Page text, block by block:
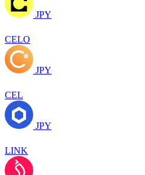
JPY
CELO
JPY
CEL
JPY
LINK